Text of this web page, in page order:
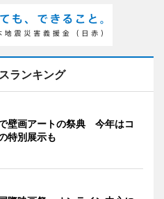
ランキング
壁画アートの祭典 今年はコ
特別展示も